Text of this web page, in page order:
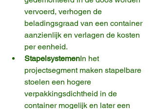
vervoerd, verhogen de
beladingsgraad van een container
aanzienlijk en verlagen de kosten
per eenheid.
StapelsystemenIn het
projectsegment maken stapelbare
stoelen een hogere
verpakkingsdichtheid in de
container mogelijk en later een